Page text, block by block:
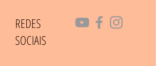
REDES
SOCIAIS